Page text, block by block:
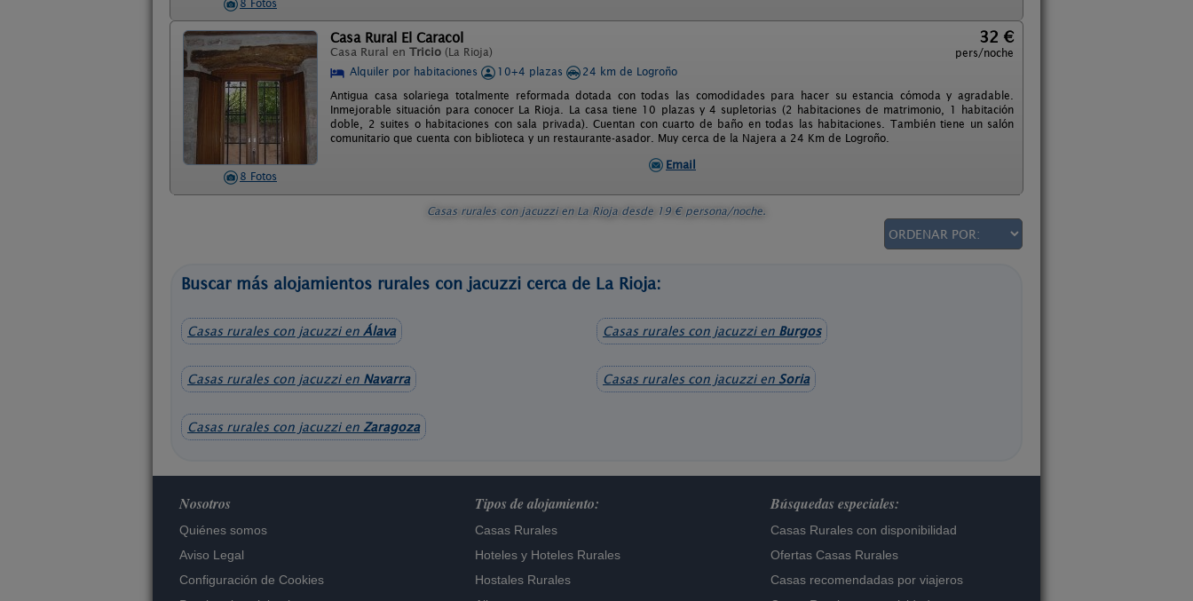
8 Fotos
8 Fotos
Casa Rural El Caracol
Casa Rural en Tricio (La Rioja)
32 €
pers/noche
Alquiler por habitaciones
10+4 plazas
24 km de Logroño
Antigua casa solariega totalmente reformada dotada con todas las comodidades para hacer su estancia cómoda y agradable.
Inmejorable situación para conocer La Rioja. La casa tiene 10 plazas y 4 supletorias (2 habitaciones de matrimonio, 1 habitación
doble, 2 suites o habitaciones con sala privada). Cuentan con cuarto de baño en todas las habitaciones. También tiene un salón
comunitario que cuenta con biblioteca y un restaurante-asador. Muy cerca de la Najera a 24 Km de Logroño.
Email
Casas rurales con jacuzzi en La Rioja desde 19 € persona/noche.
Buscar más alojamientos rurales con jacuzzi cerca de La Rioja:
Casas rurales con jacuzzi en Álava Casas rurales con jacuzzi en Burgos
Casas rurales con jacuzzi en Navarra Casas rurales con jacuzzi en Soria
Casas rurales con jacuzzi en Zaragoza
Nosotros
Quiénes somos
Aviso Legal
Configuración de Cookies
Tipos de alojamiento:
Casas Rurales
Hoteles y Hoteles Rurales
Hostales Rurales
Búsquedas especiales:
Casas Rurales con disponibilidad
Ofertas Casas Rurales
Casas recomendadas por viajeros